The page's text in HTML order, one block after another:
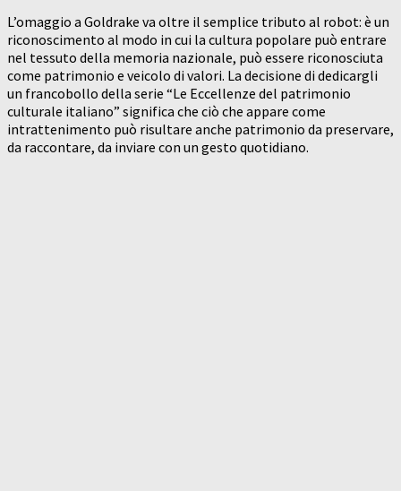
L’omaggio a Goldrake va oltre il semplice tributo al robot: è un
riconoscimento al modo in cui la cultura popolare può entrare
nel tessuto della memoria nazionale, può essere riconosciuta
come patrimonio e veicolo di valori. La decisione di dedicargli
un francobollo della serie “Le Eccellenze del patrimonio
culturale italiano” significa che ciò che appare come
intrattenimento può risultare anche patrimonio da preservare,
da raccontare, da inviare con un gesto quotidiano.